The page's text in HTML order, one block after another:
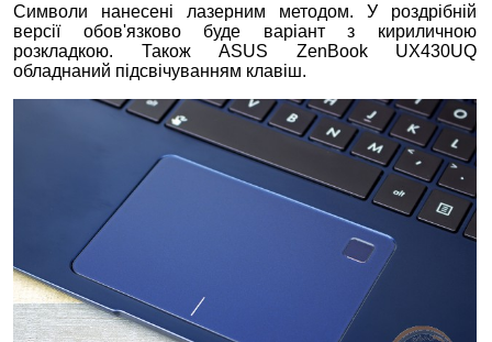
Символи нанесені лазерним методом. У роздрібній
версії обов'язково буде варіант з кириличною
розкладкою. Також ASUS ZenBook UX430UQ
обладнаний підсвічуванням клавіш.